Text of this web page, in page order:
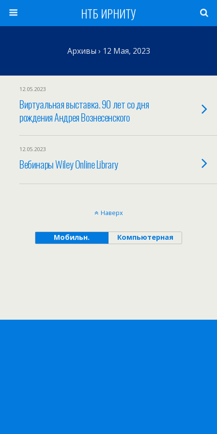
НТБ ИРНИТУ
Архивы › 12 Мая, 2023
12.05.2023
Виртуальная выставка. 90 лет со дня
рождения Андрея Вознесенского
12.05.2023
Вебинары Wiley Online Library
Наверх
Мобильн. Компьютерная